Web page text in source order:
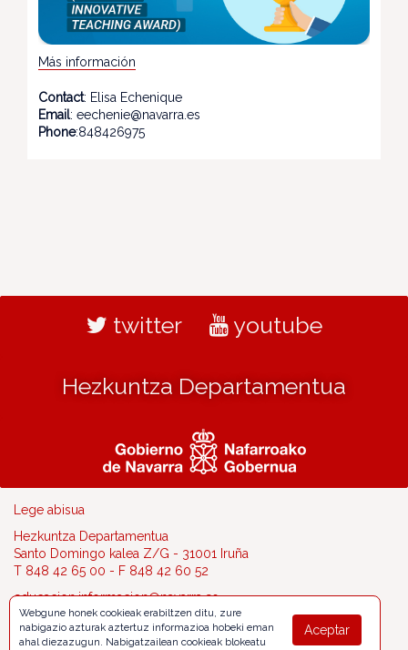
Más información
Contact: Elisa Echenique
Email: eechenie@navarra.es
Phone:848426975
twitter youtube
Hezkuntza Departamentua
Lege abisua
Hezkuntza Departamentua
Santo Domingo kalea Z/G - 31001 Iruña
T 848 42 65 00 - F 848 42 60 52
educacion.informacion@navarra.es
Aceptar
Webgune honek cookieak erabiltzen ditu, zure
nabigazio azturak aztertuz informazioa hobeki eman
ahal diezazugun. Nabigatzailean cookieak blokeatu